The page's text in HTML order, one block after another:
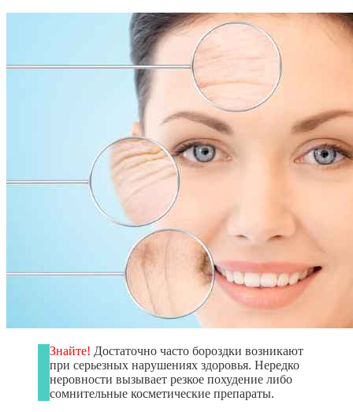
Знайте! Достаточно часто бороздки возникают
при серьезных нарушениях здоровья. Нередко
неровности вызывает резкое похудение либо
сомнительные косметические препараты.